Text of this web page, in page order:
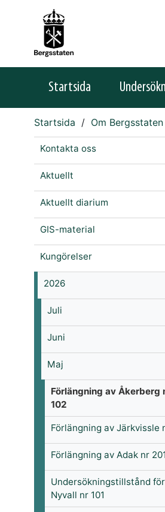
Startsida
Startsida Om Bergsstaten
Kontakta oss
Aktuellt
Aktuellt diarium
GIS-material
Kungörelser
2026
Juli
Juni
Maj
Förlängning av Åkerberg
102
Förlängning av Järkvissle
Förlängning av Adak nr 201
Undersökningstillstånd för
Nyvall nr 101